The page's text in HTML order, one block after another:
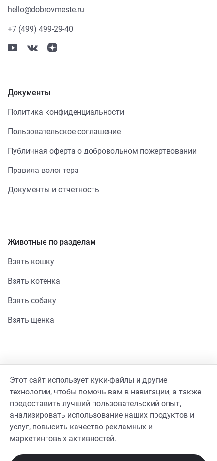
hello@dobrovmeste.ru
+7 (499) 499-29-40
Документы
Политика конфиденциальности
Пользовательское соглашение
Публичная оферта о добровольном пожертвовании
Правила волонтера
Документы и отчетность
Животные по разделам
Взять кошку
Взять котенка
Взять собаку
Взять щенка
Стать волонтером
Гайд волонтера
Реквизиты фонда
Этот сайт использует куки-файлы и другие
технологии, чтобы помочь вам в навигации, а также
предоставить лучший пользовательский опыт,
анализировать использование наших продуктов и
услуг, повысить качество рекламных и
маркетинговых активностей.